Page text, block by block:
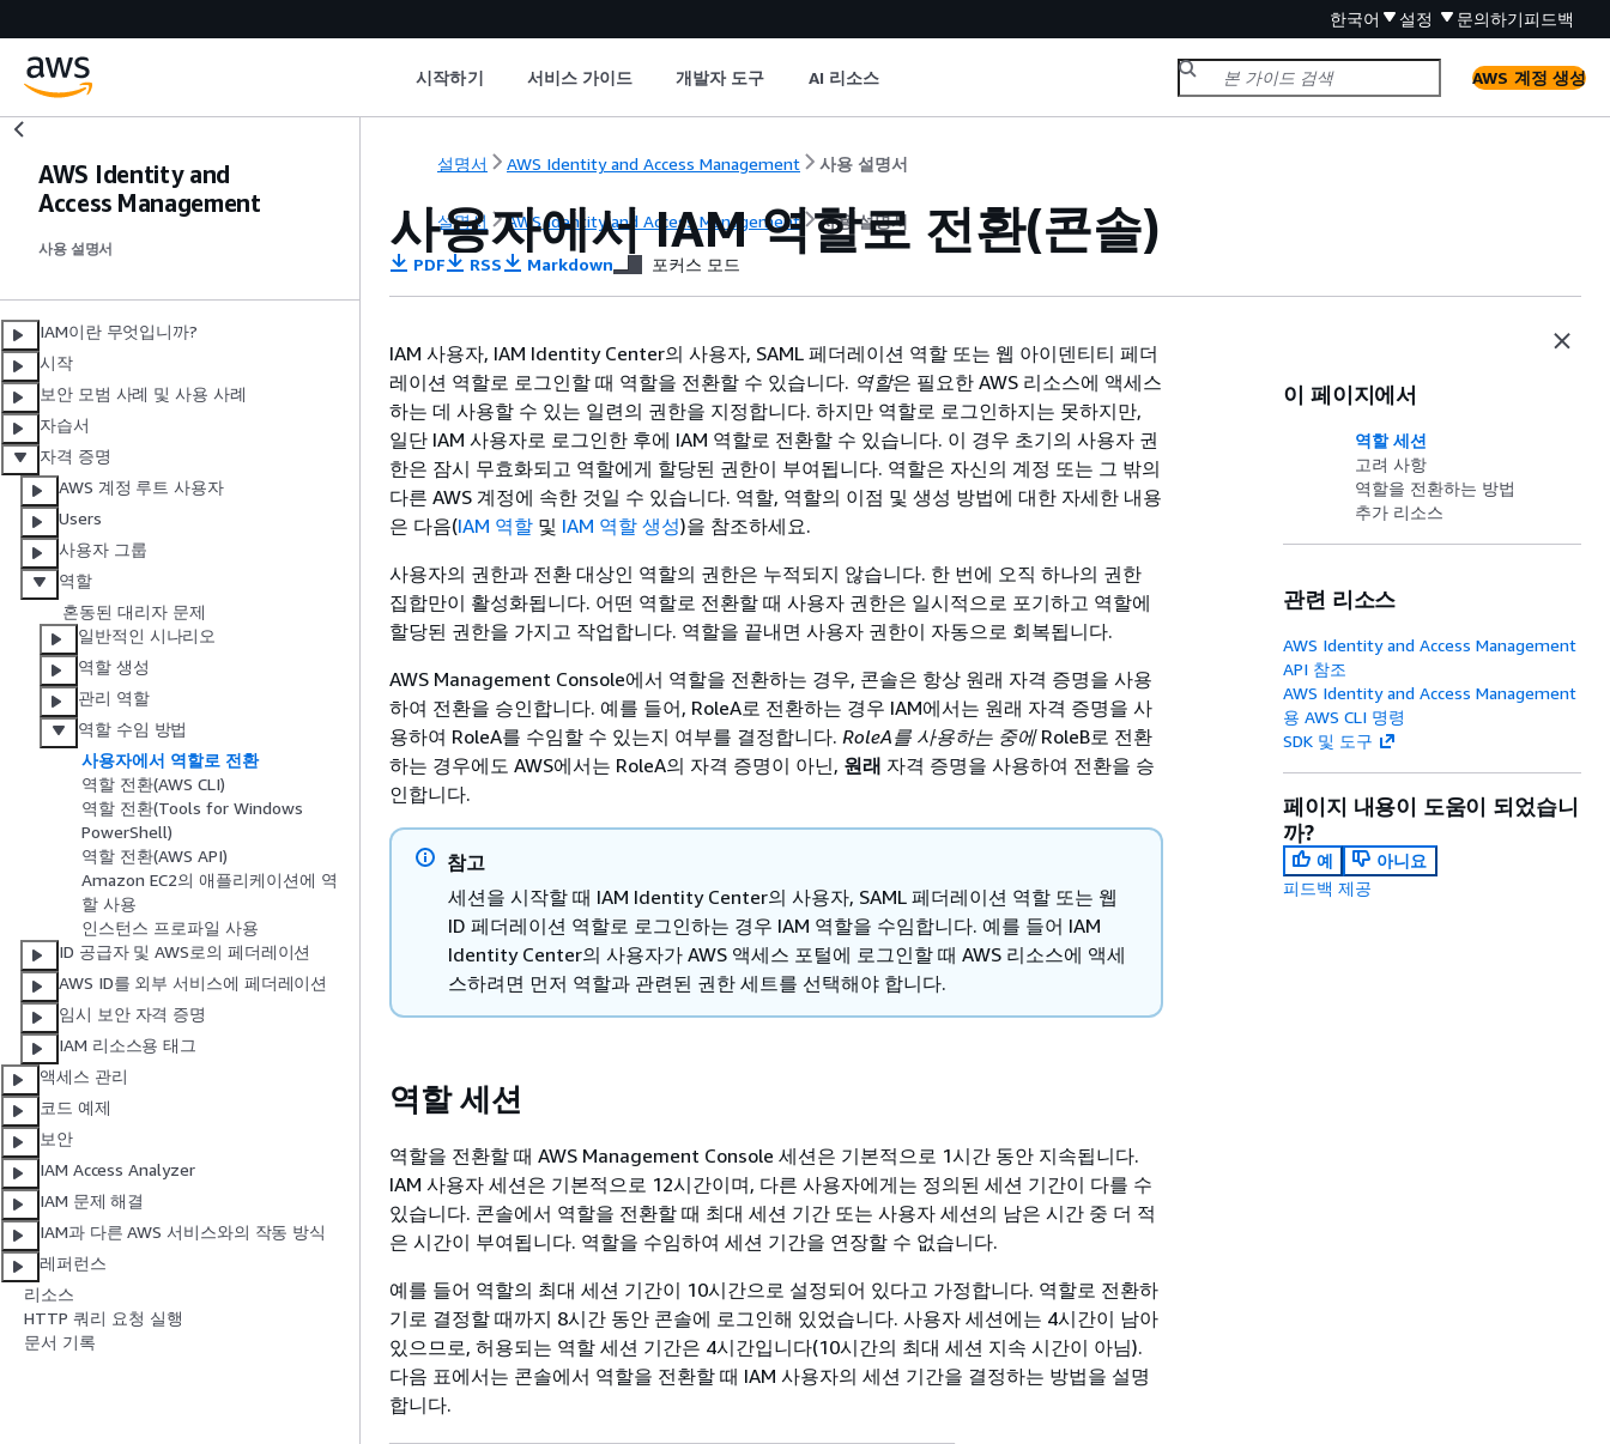
한국어 설정 문의하기피드백
시작하기 서비스 가이드 개발자 도구 AI 리소스 AWS 계정 생성
AWS Identity and
Access Management
사용 설명서
IAM이란 무엇입니까?
시작
보안 모범 사례 및 사용 사례
자습서
자격 증명
AWS 계정 루트 사용자
Users
사용자 그룹
역할
혼동된 대리자 문제
일반적인 시나리오
역할 생성
관리 역할
역할 수임 방법
사용자에서 역할로 전환
역할 전환(AWS CLI)
역할 전환(Tools for Windows
PowerShell)
역할 전환(AWS API)
Amazon EC2의 애플리케이션에 역
할 사용
인스턴스 프로파일 사용
ID 공급자 및 AWS로의 페더레이션
AWS ID를 외부 서비스에 페더레이션
임시 보안 자격 증명
IAM 리소스용 태그
액세스 관리
코드 예제
보안
IAM Access Analyzer
IAM 문제 해결
IAM과 다른 AWS 서비스와의 작동 방식
레퍼런스
리소스
HTTP 쿼리 요청 실행
문서 기록
설명서 AWS Identity and Access Management 사용 설명서
설명서 AWS Identity and Access Management 사용 설명서
사용자에서 IAM 역할로 전환(콘솔)
PDF RSS Markdown 포커스 모드
IAM 사용자, IAM Identity Center의 사용자, SAML 페더레이션 역할 또는 웹 아이덴티티 페더
레이션 역할로 로그인할 때 역할을 전환할 수 있습니다. 역할은 필요한 AWS 리소스에 액세스
하는 데 사용할 수 있는 일련의 권한을 지정합니다. 하지만 역할로 로그인하지는 못하지만,
일단 IAM 사용자로 로그인한 후에 IAM 역할로 전환할 수 있습니다. 이 경우 초기의 사용자 권
한은 잠시 무효화되고 역할에게 할당된 권한이 부여됩니다. 역할은 자신의 계정 또는 그 밖의
다른 AWS 계정에 속한 것일 수 있습니다. 역할, 역할의 이점 및 생성 방법에 대한 자세한 내용
은 다음(IAM 역할 및 IAM 역할 생성)을 참조하세요.
사용자의 권한과 전환 대상인 역할의 권한은 누적되지 않습니다. 한 번에 오직 하나의 권한
집합만이 활성화됩니다. 어떤 역할로 전환할 때 사용자 권한은 일시적으로 포기하고 역할에
할당된 권한을 가지고 작업합니다. 역할을 끝내면 사용자 권한이 자동으로 회복됩니다.
AWS Management Console에서 역할을 전환하는 경우, 콘솔은 항상 원래 자격 증명을 사용
하여 전환을 승인합니다. 예를 들어, RoleA로 전환하는 경우 IAM에서는 원래 자격 증명을 사
용하여 RoleA를 수임할 수 있는지 여부를 결정합니다. RoleA를 사용하는 중에RoleB로 전환
하는 경우에도 AWS에서는 RoleA의 자격 증명이 아닌, 원래 자격 증명을 사용하여 전환을 승
인합니다.
참고
세션을 시작할 때 IAM Identity Center의 사용자, SAML 페더레이션 역할 또는 웹
ID 페더레이션 역할로 로그인하는 경우 IAM 역할을 수임합니다. 예를 들어 IAM
Identity Center의 사용자가 AWS 액세스 포털에 로그인할 때 AWS 리소스에 액세
스하려면 먼저 역할과 관련된 권한 세트를 선택해야 합니다.
역할 세션
역할을 전환할 때 AWS Management Console 세션은 기본적으로 1시간 동안 지속됩니다.
IAM 사용자 세션은 기본적으로 12시간이며, 다른 사용자에게는 정의된 세션 기간이 다를 수
있습니다. 콘솔에서 역할을 전환할 때 최대 세션 기간 또는 사용자 세션의 남은 시간 중 더 적
은 시간이 부여됩니다. 역할을 수임하여 세션 기간을 연장할 수 없습니다.
예를 들어 역할의 최대 세션 기간이 10시간으로 설정되어 있다고 가정합니다. 역할로 전환하
기로 결정할 때까지 8시간 동안 콘솔에 로그인해 있었습니다. 사용자 세션에는 4시간이 남아
있으므로, 허용되는 역할 세션 기간은 4시간입니다(10시간의 최대 세션 지속 시간이 아님).
다음 표에서는 콘솔에서 역할을 전환할 때 IAM 사용자의 세션 기간을 결정하는 방법을 설명
합니다.
이 페이지에서
역할 세션
고려 사항
역할을 전환하는 방법
추가 리소스
관련 리소스
AWS Identity and Access Management
API 참조
AWS Identity and Access Management
용 AWS CLI 명령
SDK 및 도구
페이지 내용이 도움이 되었습니
까?
예
아니요
피드백 제공